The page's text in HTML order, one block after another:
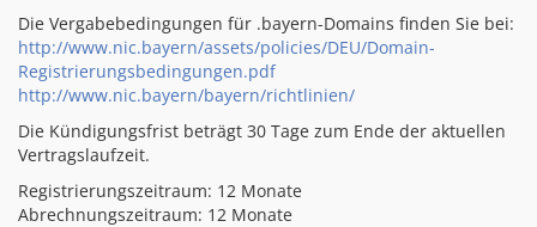
Die Vergabebedingungen für .bayern-Domains finden Sie bei:
http://www.nic.bayern/assets/policies/DEU/Domain-
Registrierungsbedingungen.pdf
http://www.nic.bayern/bayern/richtlinien/
Die Kündigungsfrist beträgt 30 Tage zum Ende der aktuellen
Vertragslaufzeit.
Registrierungszeitraum: 12 Monate
Abrechnungszeitraum: 12 Monate